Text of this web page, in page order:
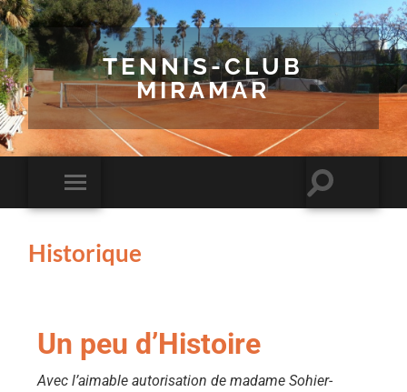
TENNIS-CLUB
MIRAMAR
Historique
Un peu d’Histoire
Avec l’aimable autorisation de madame Sohier-